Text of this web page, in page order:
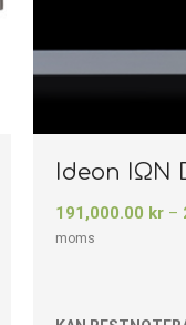
Ideon IΩN
191,000.00 kr –
moms